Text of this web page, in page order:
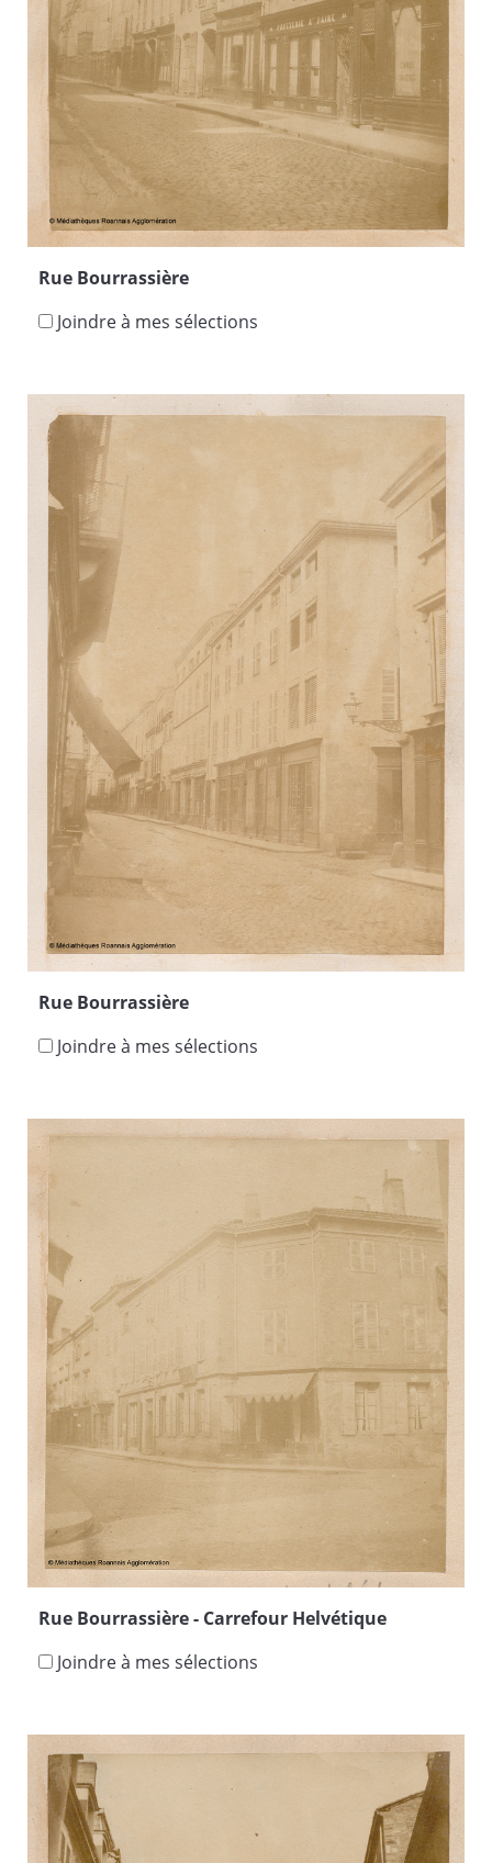
Rue Bourrassière
Joindre à mes sélections
Rue Bourrassière
Joindre à mes sélections
Rue Bourrassière - Carrefour Helvétique
Joindre à mes sélections